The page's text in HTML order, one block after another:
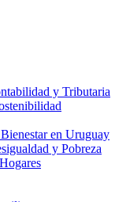
y Tributaria
en Uruguay
y Pobreza